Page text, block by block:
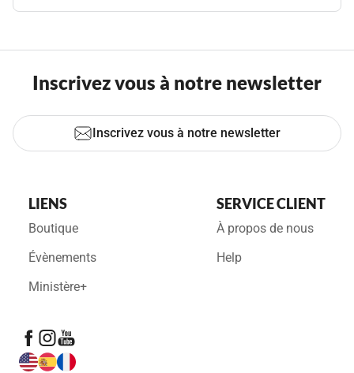
Inscrivez vous à notre newsletter
Inscrivez vous à notre newsletter
LIENS
Boutique
Évènements
Ministère+
SERVICE CLIENT
À propos de nous
Help